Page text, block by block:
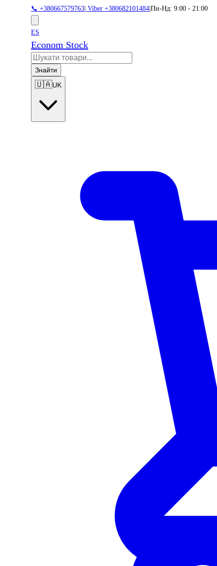
📞 +380667579763 Viber +380682101484 Пн-Нд: 9:00 - 21:00
ES
Econom Stock
Знайти
🇺🇦UK